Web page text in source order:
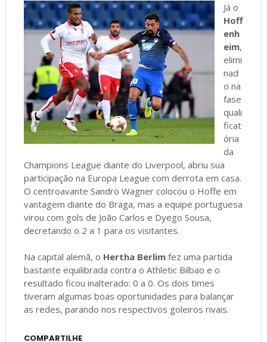
Já o
Hoff
enh
eim,
elimi
nad
o na
fase
quali
ficat
ória
da
Champions League diante do Liverpool, abriu sua
participação na Europa League com derrota em casa.
O centroavante Sandro Wagner colocou o Hoffe em
vantagem diante do Braga, mas a equipe portuguesa
virou com gols de João Carlos e Dyego Sousa,
decretando o 2 a 1 para os visitantes.
Na capital alemã, o Hertha Berlim fez uma partida
bastante equilibrada contra o Athletic Bilbao e o
resultado ficou inalterado: 0 a 0. Os dois times
tiveram algumas boas oportunidades para balançar
as redes, parando nos respectivos goleiros rivais.
COMPARTILHE